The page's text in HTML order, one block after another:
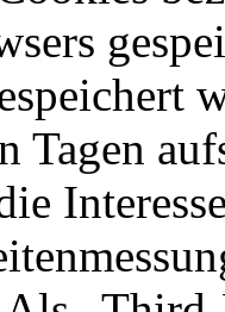
Tagen